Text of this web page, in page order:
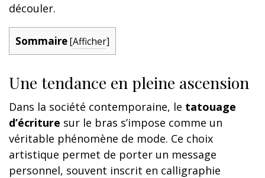
découler.
Sommaire[Afficher]
Une tendance en pleine ascension
Dans la société contemporaine, le tatouage
d’écriture sur le bras s’impose comme un
véritable phénomène de mode. Ce choix
artistique permet de porter un message
personnel, souvent inscrit en calligraphie